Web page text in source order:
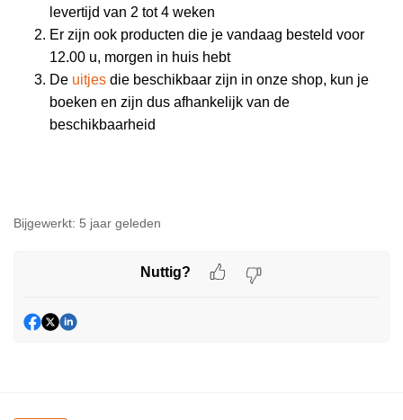
levertijd van 2 tot 4 weken
Er zijn ook producten die je vandaag besteld voor
12.00 u, morgen in huis hebt
De uitjes die beschikbaar zijn in onze shop, kun je
boeken en zijn dus afhankelijk van de
beschikbaarheid
Bijgewerkt: 5 jaar geleden
Nuttig?